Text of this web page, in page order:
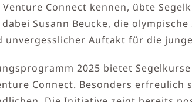
Venture Connect kennen, übte
Susann Beucke, die
unvergesslicher Auftakt für die
2025 bietet
Connect. Besonders